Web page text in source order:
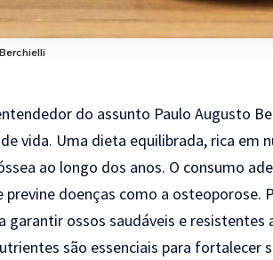
do assunto Paulo Augusto
vida. Uma dieta equilibrada, rica em
ao longo dos anos. O consumo
previne doenças como a osteoporose.
garantir ossos saudáveis e
são essenciais para fortalecer